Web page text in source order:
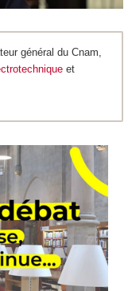
général du Cnam,
et